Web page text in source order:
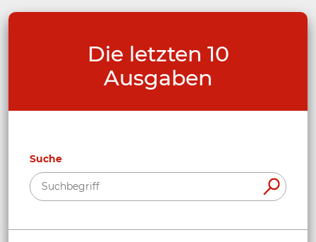
Die letzten 10
Ausgaben
Suche